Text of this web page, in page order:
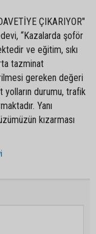
ÇIKARIYOR"
“Kazalarda şoför
ve eğitim, sıkı
tazminat
gereken değeri
durumu, trafik
Yanı
kızarması